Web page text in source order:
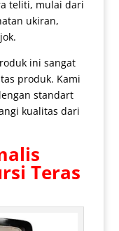
teliti, mulai dari
ukiran,
ini sangat
produk. Kami
standart
kualitas dari
Teras